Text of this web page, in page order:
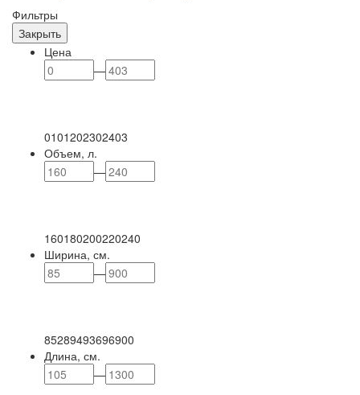
Фильтры
Закрыть
Цена
—
0101202302403
Объем, л.
—
160180200220240
Ширина, см.
—
85289493696900
Длина, см.
—